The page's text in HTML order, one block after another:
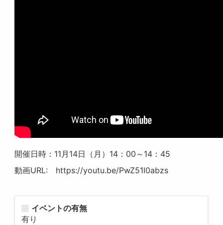
開催日時：11月14日（月）14：00～14：45
動画URL: https://youtu.be/PwZ51I0abzs
イベントの有無
有り